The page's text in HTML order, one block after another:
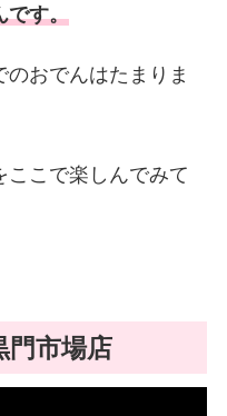
です。
おでんはたまりま
ここで楽しんでみて
門市場店